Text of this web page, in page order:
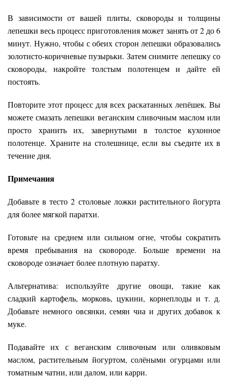
В зависимости от вашей плиты, сковороды и толщины
лепешки весь процесс приготовления может занять от 2 до 6
минут. Нужно, чтобы с обеих сторон лепешки образовались
золотисто-коричневые пузырьки. Затем снимите лепешку со
сковороды, накройте толстым полотенцем и дайте ей
постоять.
Повторите этот процесс для всех раскатанных лепёшек. Вы
можете смазать лепешки веганским сливочным маслом или
просто хранить их, завернутыми в толстое кухонное
полотенце. Храните на столешнице, если вы съедите их в
течение дня.
Примечания
Добавьте в тесто 2 столовые ложки растительного йогурта
для более мягкой паратхи.
Готовьте на среднем или сильном огне, чтобы сократить
время пребывания на сковороде. Больше времени на
сковороде означает более плотную паратху.
Альтернатива: используйте другие овощи, такие как
сладкий картофель, морковь, цукини, корнеплоды и т. д.
Добавьте немного овсянки, семян чиа и других добавок к
муке.
Подавайте их с веганским сливочным или оливковым
маслом, растительным йогуртом, солёными огурцами или
томатным чатни, или далом, или карри.